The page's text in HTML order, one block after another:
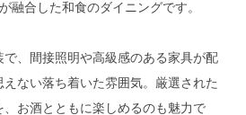
融合した和食のダイニングです。
で、間接照明や高級感のある家具が配
ない落ち着いた雰囲気。厳選された
お酒とともに楽しめるのも魅力で